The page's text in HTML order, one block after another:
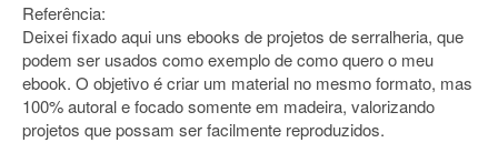
Referência:
Deixei fixado aqui uns ebooks de projetos de serralheria, que
podem ser usados como exemplo de como quero o meu
ebook. O objetivo é criar um material no mesmo formato, mas
100% autoral e focado somente em madeira, valorizando
projetos que possam ser facilmente reproduzidos.